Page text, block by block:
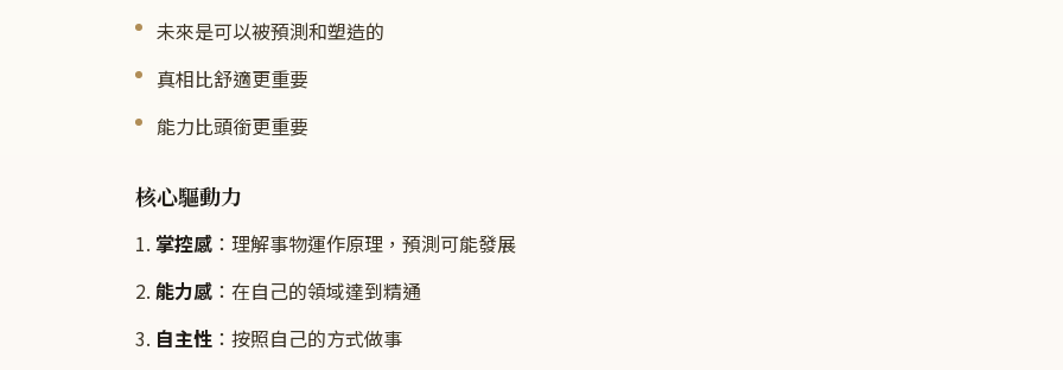
未來是可以被預測和塑造的
真相比舒適更重要
能力比頭銜更重要
核心驅動力
1. 掌控感 ：理解事物運作原理，預測可能發展
2. 能力感 ：在自己的領域達到精通
3. 自主性 ：按照自己的方式做事